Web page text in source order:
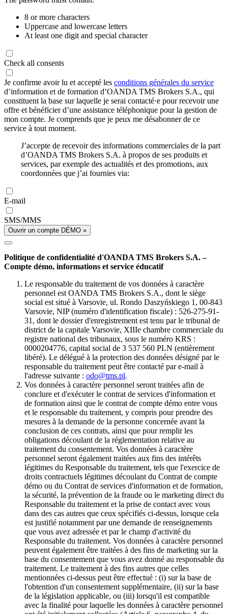
8 or more characters
Uppercase and lowercase letters
At least one digit and special character
Check all consents
Je confirme avoir lu et accepté les conditions générales du service
d’information et de formation d’OANDA TMS Brokers S.A., qui
constituent la base sur laquelle je serai contacté·e pour recevoir une
offre et bénéficier d’une assistance téléphonique pour la gestion de
mon compte. Je comprends que je peux me désabonner de ce
service à tout moment.
J’accepte de recevoir des informations commerciales de la part
d’OANDA TMS Brokers S.A. à propos de ses produits et
services, par exemple des actualités et des promotions, aux
coordonnées que j’ai fournies via:
E-mail
SMS/MMS
Ouvrir un compte DÉMO »
Politique de confidentialité d'OANDA TMS Brokers S.A. –
Compte démo, informations et service éducatif
Le responsable du traitement de vos données à caractère
personnel est OANDA TMS Brokers S.A., dont le siège
social est situé à Varsovie, ul. Rondo Daszyńskiego 1, 00-843
Varsovie, NIP (numéro d'identification fiscale) : 526-275-91-
31, dont le dossier d'enregistrement est tenu par le tribunal de
district de la capitale Varsovie, XIIIe chambre commerciale du
registre national des tribunaux, sous le numéro KRS :
0000204776, capital social de 3 537 560 PLN (entièrement
libéré). Le délégué à la protection des données désigné par le
responsable du traitement peut être contacté par e-mail à
l'adresse suivante : odo@tms.pl.
Vos données à caractère personnel seront traitées afin de
conclure et d'exécuter le contrat de services d'information et
de formation ainsi que le contrat de compte démo entre vous
et le responsable du traitement, y compris pour prendre des
mesures à la demande de la personne concernée avant la
conclusion de ces contrats, ainsi que pour remplir les
obligations découlant de la réglementation relative au
traitement du consentement. Vos données à caractère
personnel seront également traitées aux fins des intérêts
légitimes du Responsable du traitement, tels que l'exercice de
droits contractuels légitimes découlant du Contrat de compte
démo ou du Contrat de services d'information et de formation,
la sécurité, la prévention de la fraude ou le marketing direct du
Responsable du traitement et la prise de contact avec vous
dans des cas autres que ceux spécifiés ci-dessus, lorsque cela
est justifié notamment par une demande de renseignements
que vous avez adressée et par le champ d'activité du
Responsable du traitement. Vos données à caractère personnel
peuvent également être traitées à des fins de marketing sur la
base du consentement que vous avez donné au responsable du
traitement. Le traitement à des fins autres que celles
mentionnées ci-dessus peut être effectué : (i) sur la base de
l'obtention d'un consentement supplémentaire, (ii) sur la base
de la législation applicable, ou (iii) lorsqu'il est compatible
avec la finalité pour laquelle les données à caractère personnel